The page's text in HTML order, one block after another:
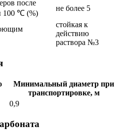
после
100 ℃ (%)
не более 5
стойкая к
действию
раствора №3
Минимальный диаметр при
транспортировке, м
0,9